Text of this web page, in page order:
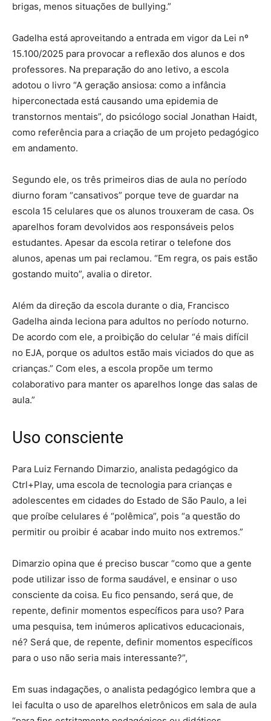
brigas, menos situações de bullying.”
Gadelha está aproveitando a entrada em vigor da Lei nº
15.100/2025 para provocar a reflexão dos alunos e dos
professores. Na preparação do ano letivo, a escola
adotou o livro “A geração ansiosa: como a infância
hiperconectada está causando uma epidemia de
transtornos mentais”, do psicólogo social Jonathan Haidt,
como referência para a criação de um projeto pedagógico
em andamento.
Segundo ele, os três primeiros dias de aula no período
diurno foram “cansativos” porque teve de guardar na
escola 15 celulares que os alunos trouxeram de casa. Os
aparelhos foram devolvidos aos responsáveis pelos
estudantes. Apesar da escola retirar o telefone dos
alunos, apenas um pai reclamou. “Em regra, os pais estão
gostando muito”, avalia o diretor.
Além da direção da escola durante o dia, Francisco
Gadelha ainda leciona para adultos no período noturno.
De acordo com ele, a proibição do celular “é mais difícil
no EJA, porque os adultos estão mais viciados do que as
crianças.” Com eles, a escola propõe um termo
colaborativo para manter os aparelhos longe das salas de
aula.”
Uso consciente
Para Luiz Fernando Dimarzio, analista pedagógico da
Ctrl+Play, uma escola de tecnologia para crianças e
adolescentes em cidades do Estado de São Paulo, a lei
que proíbe celulares é “polêmica”, pois “a questão do
permitir ou proibir é acabar indo muito nos extremos.”
Dimarzio opina que é preciso buscar “como que a gente
pode utilizar isso de forma saudável, e ensinar o uso
consciente da coisa. Eu fico pensando, será que, de
repente, definir momentos específicos para uso? Para
uma pesquisa, tem inúmeros aplicativos educacionais,
né? Será que, de repente, definir momentos específicos
para o uso não seria mais interessante?”,
Em suas indagações, o analista pedagógico lembra que a
lei faculta o uso de aparelhos eletrônicos em sala de aula